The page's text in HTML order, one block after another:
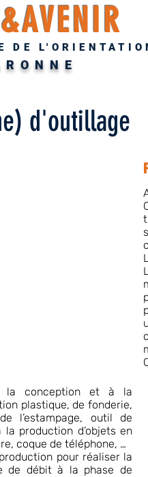
DE
d'outillage
la conception et à la
plastique, de fonderie,
l’estampage, outil de
la production d’objets en
coque de téléphone, …
pour réaliser la
de débit à la phase de